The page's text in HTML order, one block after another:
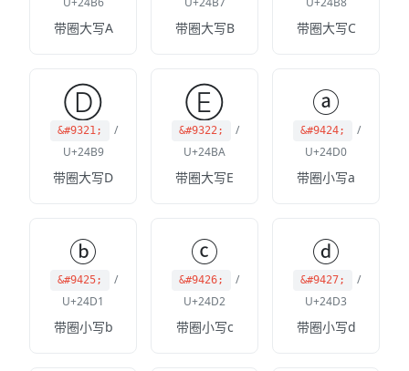
带圈大写A 带圈大写B 带圈大写C
Ⓓ
&#9321;
/
U+24B9
带圈大写D
Ⓔ
&#9322;
/
U+24BA
带圈大写E
ⓐ
&#9424;
/
U+24D0
带圈小写a
ⓑ
&#9425;
/
U+24D1
带圈小写b
ⓒ
&#9426;
/
U+24D2
带圈小写c
ⓓ
&#9427;
/
U+24D3
带圈小写d